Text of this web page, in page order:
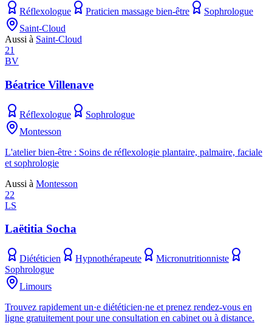
Réflexologue Praticien massage bien-être
Sophrologue
Saint-Cloud
Aussi à Saint-Cloud
21
BV
Béatrice Villenave
Réflexologue
Sophrologue
Montesson
L'atelier bien-être : Soins de réflexologie plantaire, palmaire, faciale
et sophrologie
Aussi à Montesson
22
LS
Laëtitia Socha
Diététicien Hypnothérapeute
Micronutritionniste
Sophrologue
Limours
Trouvez rapidement un·e diététicien·ne et prenez rendez-vous en
ligne gratuitement pour une consultation en cabinet ou à distance.